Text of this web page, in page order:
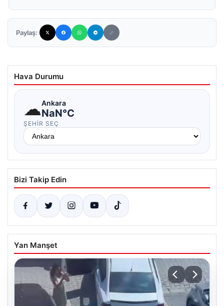
Paylaş:
Hava Durumu
☁Ankara
NaN°C
ŞEHIR SEÇ
Bizi Takip Edin
Yan Manşet